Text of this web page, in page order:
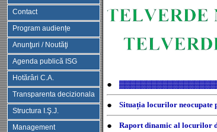
Contact
Program audiențe
Anunţuri / Noutăţi
Agenda publică ISG
Hotărâri C.A.
Transparenta decizionala
Structura I.Ş.J.
Management
●
● Situația locurilor neocupate
● Raport dinamic al locurilor